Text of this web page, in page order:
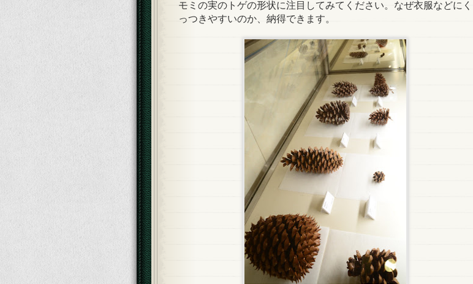
モミの実のトゲの形状に注目してみてください。なぜ衣服などにく
っつきやすいのか、納得できます。